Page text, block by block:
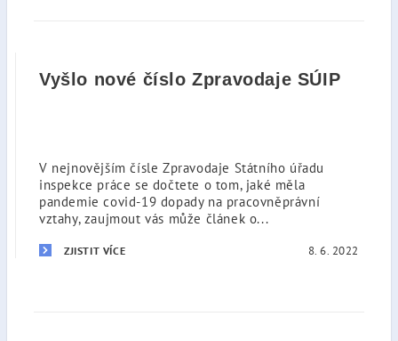
Vyšlo nové číslo Zpravodaje SÚIP
V nejnovějším čísle Zpravodaje Státního úřadu
inspekce práce se dočtete o tom, jaké měla
pandemie covid-19 dopady na pracovněprávní
vztahy, zaujmout vás může článek o...
ZJISTIT VÍCE 8. 6. 2022